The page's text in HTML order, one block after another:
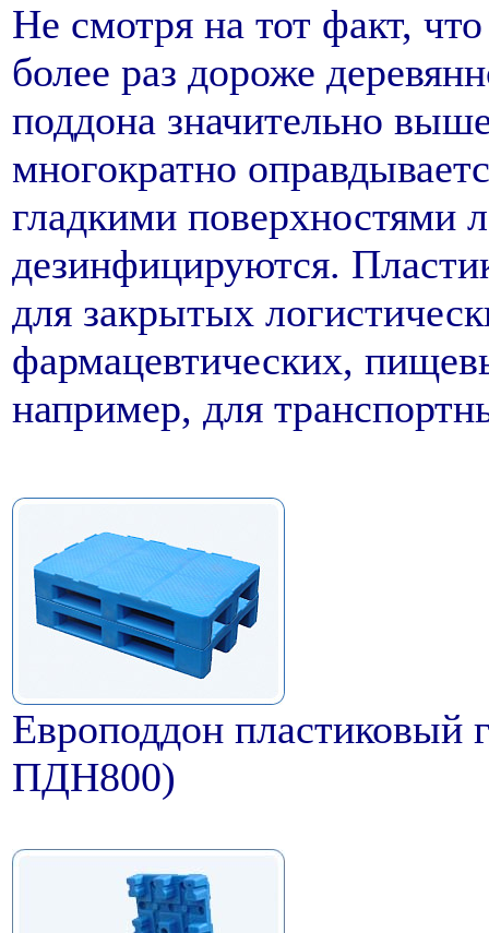
Не смотря на тот факт,
более раз дороже
поддона значительно
многократно
гладкими поверхностями
дезинфицируются.
для закрытых
фармацевтических,
например, для
Европоддон пластиковый
ПДН800)